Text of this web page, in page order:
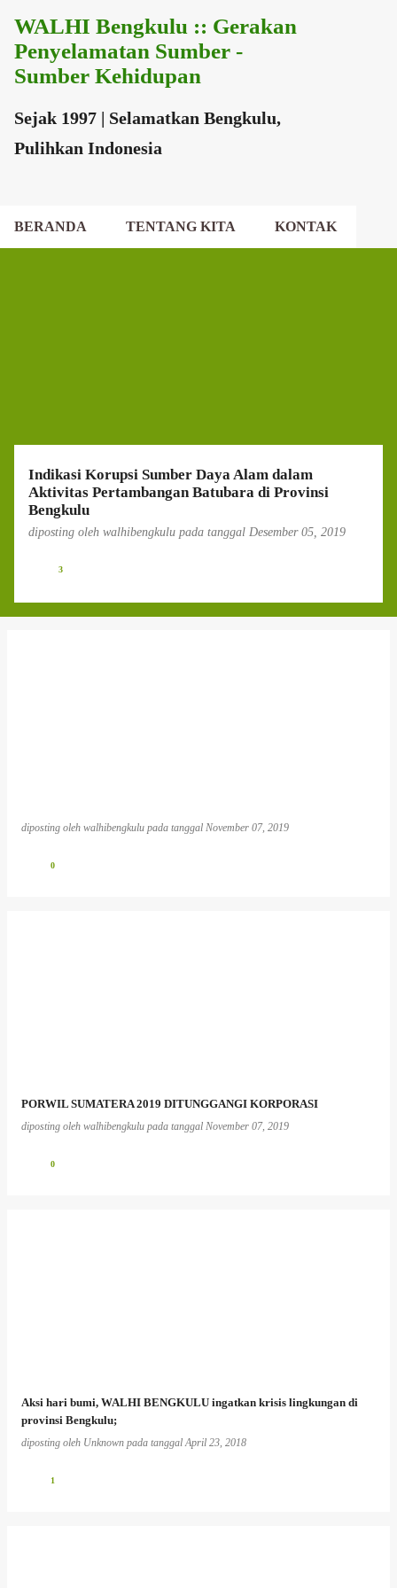
Langsung ke konten utama
WALHI Bengkulu :: Gerakan
Penyelamatan Sumber -
Sumber Kehidupan
Sejak 1997 | Selamatkan Bengkulu,
Pulihkan Indonesia
BERANDA TENTANG KITA KONTAK
Indikasi Korupsi Sumber Daya Alam dalam
Aktivitas Pertambangan Batubara di Provinsi
Bengkulu
diposting oleh walhibengkulu pada tanggal Desember 05, 2019
3
diposting oleh walhibengkulu pada tanggal November 07, 2019
0
PORWIL SUMATERA 2019 DITUNGGANGI KORPORASI
diposting oleh walhibengkulu pada tanggal November 07, 2019
0
Aksi hari bumi, WALHI BENGKULU ingatkan krisis lingkungan di
provinsi Bengkulu;
diposting oleh Unknown pada tanggalApril 23, 2018
1